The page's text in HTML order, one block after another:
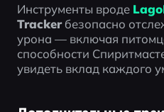
Инструменты вроде
Tracker безопасно
урона — включая
способности
увидеть вклад каждого